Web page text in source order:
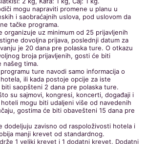
mogu napraviti promene u planu u
i saobraćajnih uslova, pod uslovom da
tačke programa.
organizuje uz minimum od 25 prijavljenih
dovoljna prijava, poslednji datum za
je 20 dana pre polaska ture. O otkazu
broja prijavljenih, gosti će biti
našeg tima.
ture navodi samo informacija o
ili kada postoje opcije za iste
saopšteni 2 dana pre polaska ture.
su sajmovi, kongresi, koncerti, događaji i
mogu biti udaljeni više od navedenih
gostima će biti obavešteni 15 dana pre
dodeljuju zavisno od raspoloživosti hotela i
manji krevet od standardnog.
1 veliki krevet i 1 dodatni krevet. Dodatni